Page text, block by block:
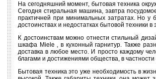
На сегодняшний момент, бытовая техника
Сегодня стиральная машина, завтра
практичней при минимальных затратах. Но у
достоинствах и недостатках бытовой техники в
К достоинствам можно отнести стильный
шкафа Miele , в кухонный гарнитур. Также
доставка в любое место. И просто каждому
благами и достижениями общества, в
Бытовая техника это уже необходимость в